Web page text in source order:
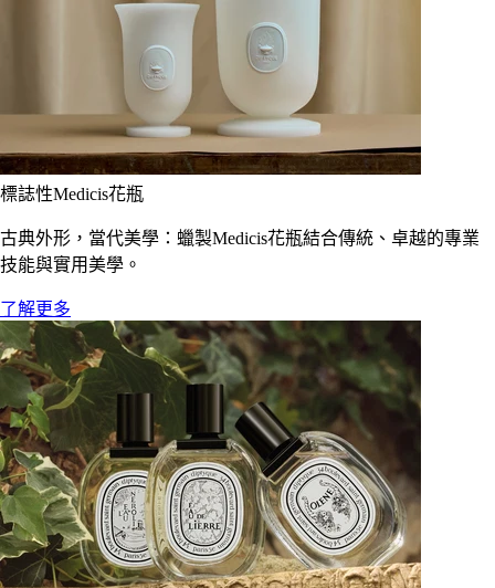
標誌性Medicis花瓶
古典外形，當代美學：蠟製Medicis花瓶結合傳統、卓越的專業
技能與實用美學。
了解更多